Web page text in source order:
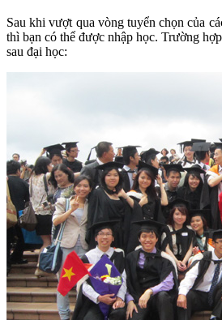
Sau khi vượt qua vòng tuyển chọn của
thì bạn có thể được nhập học. Trường
sau đại học: